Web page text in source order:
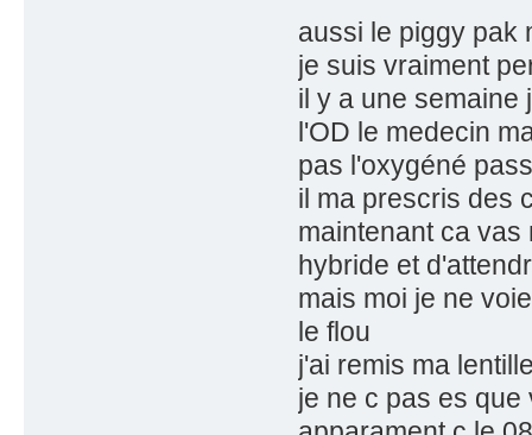
aussi le piggy
je suis vraiment
il y a une semaine
l'OD le medecin
pas l'oxygéné
il ma prescris des
maintenant ca vas
hybride et
mais moi je ne
le flou
j'ai remis ma
je ne c pas es